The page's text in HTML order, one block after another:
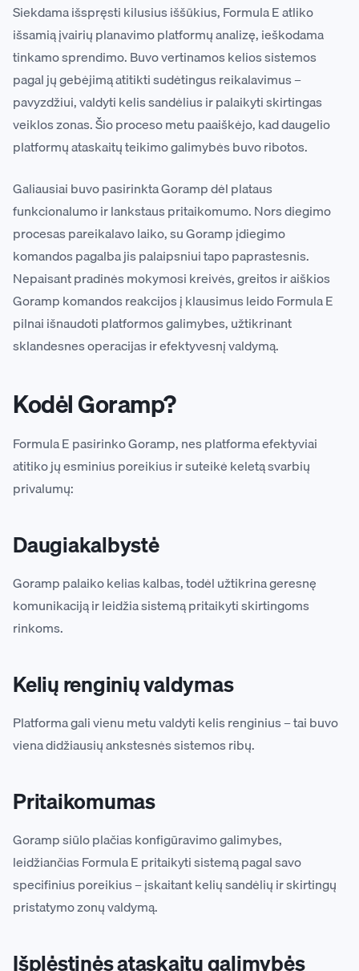
Siekdama išspręsti kilusius iššūkius, Formula E atliko
išsamią įvairių planavimo platformų analizę, ieškodama
tinkamo sprendimo. Buvo vertinamos kelios sistemos
pagal jų gebėjimą atitikti sudėtingus reikalavimus –
pavyzdžiui, valdyti kelis sandėlius ir palaikyti skirtingas
veiklos zonas. Šio proceso metu paaiškėjo, kad daugelio
platformų ataskaitų teikimo galimybės buvo ribotos.
Galiausiai buvo pasirinkta Goramp dėl plataus
funkcionalumo ir lankstaus pritaikomumo. Nors diegimo
procesas pareikalavo laiko, su Goramp įdiegimo
komandos pagalba jis palaipsniui tapo paprastesnis.
Nepaisant pradinės mokymosi kreivės, greitos ir aiškios
Goramp komandos reakcijos į klausimus leido Formula E
pilnai išnaudoti platformos galimybes, užtikrinant
sklandesnes operacijas ir efektyvesnį valdymą.
Kodėl Goramp?
Formula E pasirinko Goramp, nes platforma efektyviai
atitiko jų esminius poreikius ir suteikė keletą svarbių
privalumų:
Daugiakalbystė
Goramp palaiko kelias kalbas, todėl užtikrina geresnę
komunikaciją ir leidžia sistemą pritaikyti skirtingoms
rinkoms.
Kelių renginių valdymas
Platforma gali vienu metu valdyti kelis renginius – tai buvo
viena didžiausių ankstesnės sistemos ribų.
Pritaikomumas
Goramp siūlo plačias konfigūravimo galimybes,
leidžiančias Formula E pritaikyti sistemą pagal savo
specifinius poreikius – įskaitant kelių sandėlių ir skirtingų
pristatymo zonų valdymą.
Išplėstinės ataskaitų galimybės